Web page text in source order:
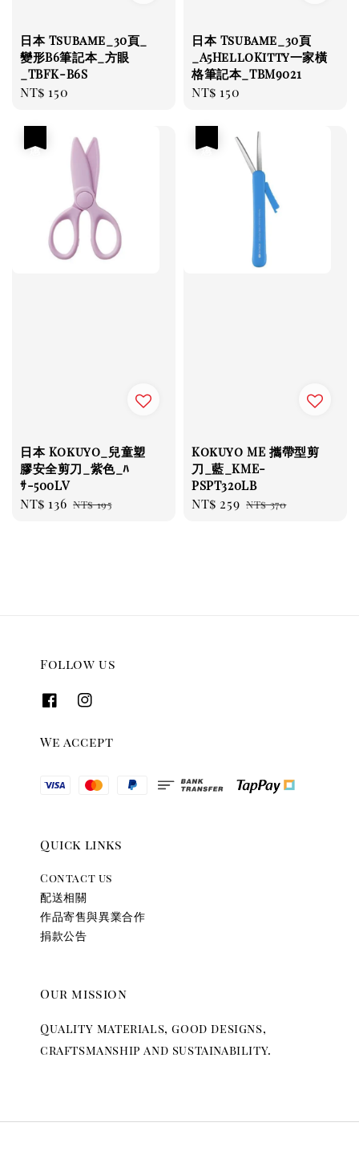
日本 Tsubame_30頁_
變形B6筆記本_方眼
_TBFK-B6S
Regular
NT$ 150
日本 Tsubame_30頁
_A5HelloKitty一家橫
格筆記本_TBM9021
Regular
NT$ 150
日本 Kokuyo_兒童塑
膠安全剪刀_紫色_ﾊ
ｻ-500LV
Sale
NT$ 136 Regular
NT$ 195
Kokuyo ME 攜帶型剪
刀_藍_KME-
PSPT320LB
Sale
NT$ 259 Regular
NT$ 370
Follow us
We accept
Quick links
Contact us
配送相關
作品寄售與異業合作
捐款公告
Our mission
Quality materials, good designs,
craftsmanship and sustainability.